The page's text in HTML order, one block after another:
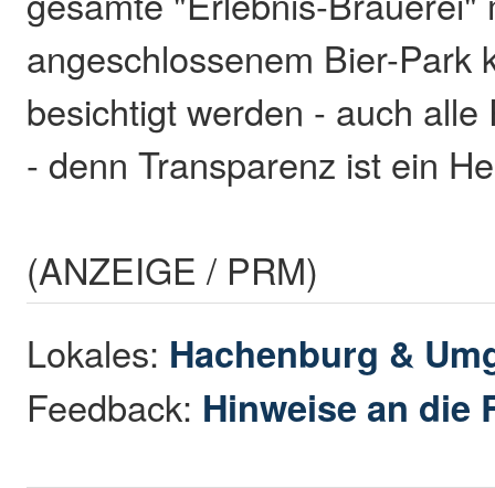
angeschlossenem Bier-Park
besichtigt werden - auch
- denn Transparenz ist ein
(ANZEIGE / PRM)
Lokales: Hachenburg &
Feedback: Hinweise an die